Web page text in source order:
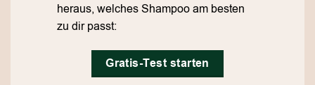
heraus, welches Shampoo am besten
zu dir passt:
Gratis-Test starten